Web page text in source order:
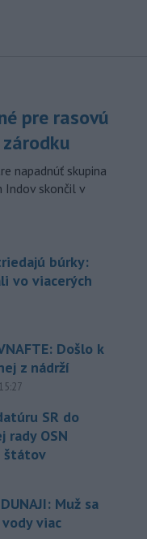
pre rasovú
napadnúť skupina
Indov skončil v
búrky:
vo viacerých
Došlo k
z nádrží
SR do
rady OSN
štátov
Muž sa
viac